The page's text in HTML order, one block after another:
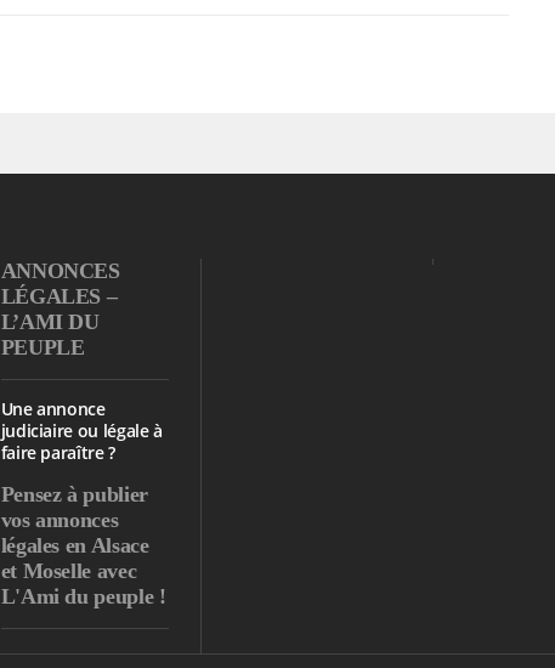
ANNONCES
LÉGALES –
L’AMI DU
PEUPLE
Une annonce
judiciaire ou légale à
faire paraître ?
Pensez à publier
vos annonces
légales en Alsace
et Moselle avec
L'Ami du peuple !